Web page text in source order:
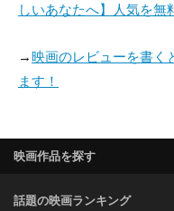
しいあなたへ】人気を無
→映画のレビューを書く
ます！
映画作品を探す
話題の映画ランキング